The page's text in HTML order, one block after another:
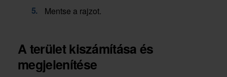
Mentse a rajzot.
A terület kiszámítása és
megjelenítése